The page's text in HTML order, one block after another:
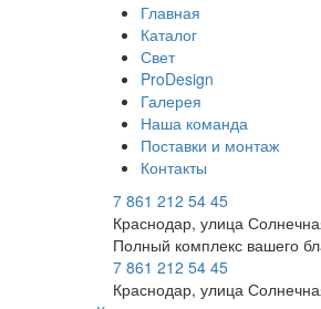
Главная
Каталог
Свет
ProDesign
Галерея
Наша команда
Поставки и монтаж
Контакты
7 861 212 54 45
Краснодар, улица
Полный комплекс вашего
7 861 212 54 45
Краснодар, улица